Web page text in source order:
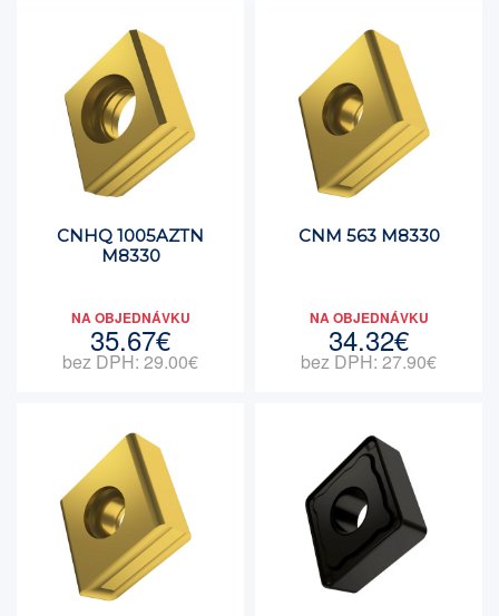
CNHQ 1005AZTN
M8330
NA OBJEDNÁVKU
35.67€
bez DPH: 29.00€
CNM 563 M8330
NA OBJEDNÁVKU
34.32€
bez DPH: 27.90€